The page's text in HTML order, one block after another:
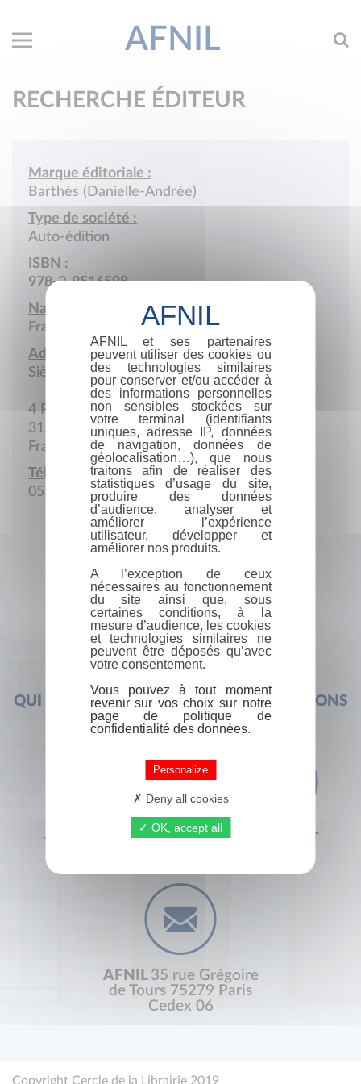
AFNIL
RECHERCHE ÉDITEUR
Marque éditoriale :
Barthès (Danielle-Andrée)
Type de société :
Auto-édition
ISBN :
978-2-9516598
Nationalité :
France
Adresse :
Siège social
4 Rue Saint-Ligory
31500 Toulouse
France
Téléphone :
05.61.34.98.09
QUI SOMMES-NOUS ?FOIRE AUX QUESTIONS
+33 (0) 1 44 41 29 19 CONTACT
AFNIL 35 rue Grégoire
de Tours 75279 Paris
Cedex 06
Copyright Cercle de la Librairie 2019
AFNIL et ses partenaires
peuvent utiliser des cookies ou
des technologies similaires
pour conserver et/ou accéder à
des informations personnelles
non sensibles stockées sur
votre terminal (identifiants
uniques, adresse IP, données
de navigation, données de
géolocalisation…), que nous
traitons afin de réaliser des
statistiques d’usage du site,
produire des données
d’audience, analyser et
améliorer l’expérience
utilisateur, développer et
améliorer nos produits.
A l’exception de ceux
nécessaires au fonctionnement
du site ainsi que, sous
certaines conditions, à la
mesure d’audience, les cookies
et technologies similaires ne
peuvent être déposés qu’avec
votre consentement.
Vous pouvez à tout moment
revenir sur vos choix sur notre
page de politique de
confidentialité des données.
Personalize
Deny all cookies
OK, accept all